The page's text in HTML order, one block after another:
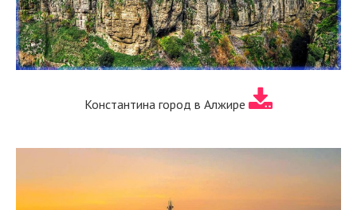
Константина город в Алжире